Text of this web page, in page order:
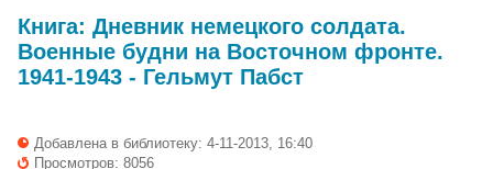
Книга: Дневник немецкого солдата.
Военные будни на Восточном фронте.
1941-1943 - Гельмут Пабст
Добавлена в библиотеку: 4-11-2013, 16:40
Просмотров: 8056